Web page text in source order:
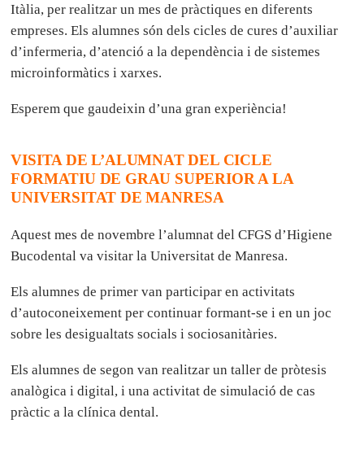
Itàlia, per realitzar un mes de pràctiques en diferents
empreses. Els alumnes són dels cicles de cures d’auxiliar
d’infermeria, d’atenció a la dependència i de sistemes
microinformàtics i xarxes.
Esperem que gaudeixin d’una gran experiència!
VISITA DE L’ALUMNAT DEL CICLE
FORMATIU DE GRAU SUPERIOR A LA
UNIVERSITAT DE MANRESA
Aquest mes de novembre l’alumnat del CFGS d’Higiene
Bucodental va visitar la Universitat de Manresa.
Els alumnes de primer van participar en activitats
d’autoconeixement per continuar formant-se i en un joc
sobre les desigualtats socials i sociosanitàries.
Els alumnes de segon van realitzar un taller de pròtesis
analògica i digital, i una activitat de simulació de cas
pràctic a la clínica dental.